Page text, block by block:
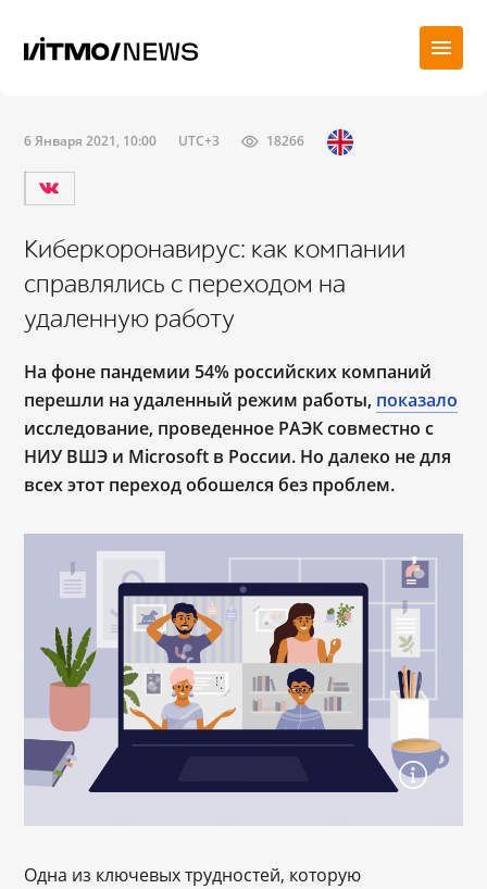
6 Января 2021, 10:00 UTC+3 18266
Киберкоронавирус: как компании
справлялись с переходом на
удаленную работу
На фоне пандемии 54% российских компаний
перешли на удаленный режим работы, показало
исследование, проведенное РАЭК совместно с
НИУ ВШЭ и Microsoft в России. Но далеко не для
всех этот переход обошелся без проблем.
Одна из ключевых трудностей, которую